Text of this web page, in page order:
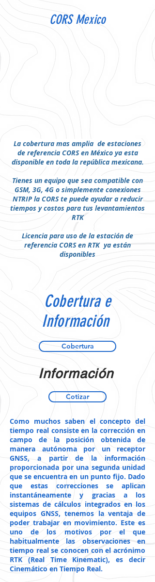
CORS Mexico
La cobertura mas amplia de estaciones
de referenciaCORS en México ya esta
disponible en toda la república mexicana.
Tienes un equipo que sea compatible con
GSM, 3G, 4G o simplemente conexiones
NTRIP la CORS te puede ayudar a reducir
tiempos y costos para tus levantamientos
RTK
Licencia para uso de la estación de
referencia CORS en RTK ya están
disponibles
Cobertura e
Información
Cobertura
Información
Cotizar
Como muchos saben el concepto del
tiempo real consiste en la corrección en
campo de la posición obtenida de
manera autónoma por un receptor
GNSS, a partir de la información
proporcionada por una segunda unidad
que se encuentra en un punto fijo. Dado
que estas correcciones se aplican
instantáneamente y gracias a los
sistemas de cálculos integrados en los
equipos GNSS, tenemos la ventaja de
poder trabajar en movimiento. Este es
uno de los motivos por el que
habitualmente las observaciones en
tiempo real se conocen con el acrónimo
RTK (Real Time Kinematic), es decir
Cinemático en Tiempo Real.